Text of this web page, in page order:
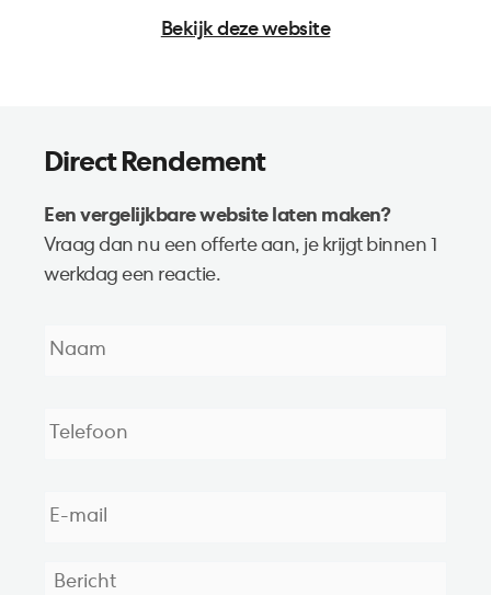
Bekijk deze website
Direct Rendement
Een vergelijkbare website laten maken?
Vraag dan nu een offerte aan, je krijgt binnen 1
werkdag een reactie.
mail *
Bericht *